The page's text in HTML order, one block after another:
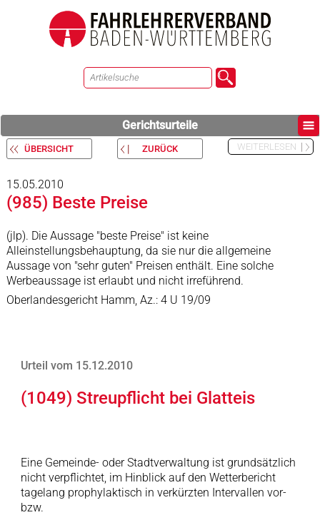
Gerichtsurteile
ÜBERSICHT ZURÜCK WEITERLESEN
15.05.2010
(985) Beste Preise
(jlp). Die Aussage "beste Preise" ist keine
Alleinstellungsbehauptung, da sie nur die allgemeine
Aussage von "sehr guten" Preisen enthält. Eine solche
Werbeaussage ist erlaubt und nicht irreführend.
Oberlandesgericht Hamm, Az.: 4 U 19/09
Urteil vom 15.12.2010
(1049) Streupflicht bei Glatteis
Eine Gemeinde- oder Stadtverwaltung ist grundsätzlich
nicht verpflichtet, im Hinblick auf den Wetterbericht
tagelang prophylaktisch in verkürzten Intervallen vor-
bzw.